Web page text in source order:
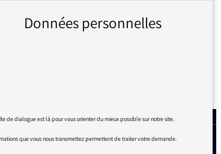
Données personnelles
de dialogue est là pour vous orienter du mieux possible sur notre site.
que vous nous transmettez permettent de traiter votre demande.